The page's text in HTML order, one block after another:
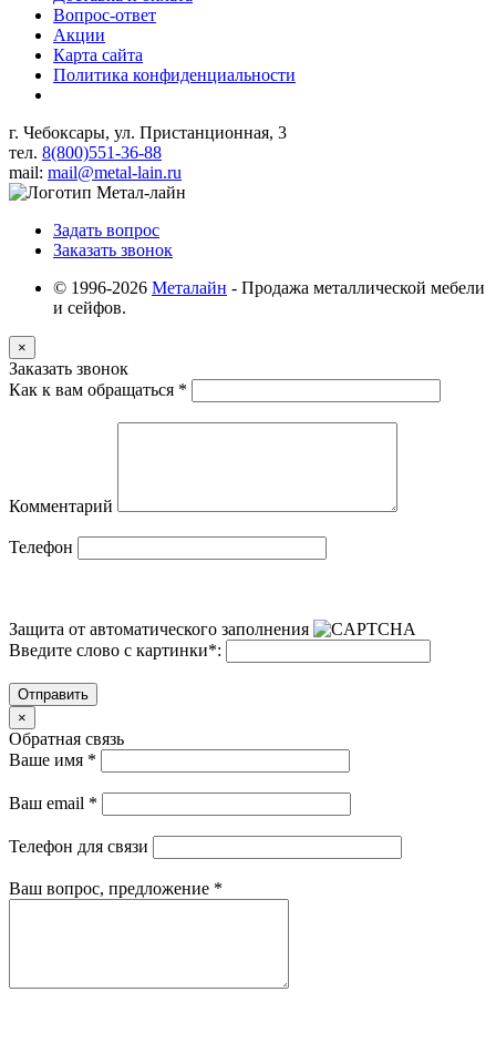
Вопрос-ответ
Акции
Карта сайта
Политика конфиденциальности
г. Чебоксары, ул. Пристанционная, 3
тел. 8(800)551-36-88
mail: mail@metal-lain.ru
Задать вопрос
Заказать звонок
© 1996-2026 Металайн - Продажа металлической мебели
и сейфов.
×
Заказать звонок
Как к вам обращаться *
Комментарий
Телефон
Защита от автоматического заполнения
Введите слово с картинки*:
Отправить
×
Обратная связь
Ваше имя *
Ваш email *
Телефон для связи
Ваш вопрос, предложение *